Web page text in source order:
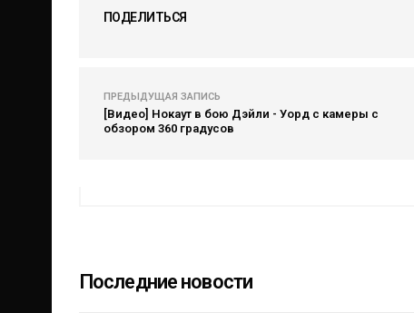
ПОДЕЛИТЬСЯ
ПРЕДЫДУЩАЯ ЗАПИСЬ
[Видео] Нокаут в бою Дэйли - Уорд с камеры с
обзором 360 градусов
Последние новости